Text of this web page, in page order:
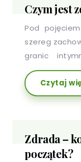
Czym jest
Pod
szereg
granic
związku.
zdrady,
rozumieć
to cały czas
Czytaj
Zdrada –
początek?